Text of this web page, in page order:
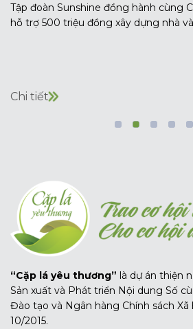
Tập đoàn Sunshine đồng hành cùng
hỗ trợ 500 triệu đồng xây dựng nhà
Chi tiết
“Cặp lá yêu thương” là dự án thiện
Sản xuất và Phát triển Nội dung Số
Đào tạo và Ngân hàng Chính sách
10/2015.